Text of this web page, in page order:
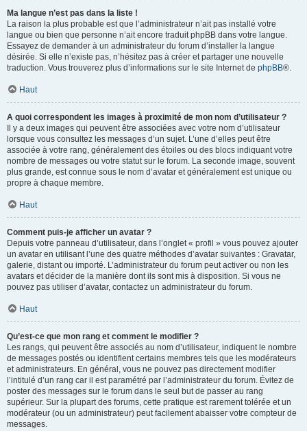
Ma langue n’est pas dans la liste !
La raison la plus probable est que l’administrateur n’ait pas installé votre
langue ou bien que personne n’ait encore traduit phpBB dans votre langue.
Essayez de demander à un administrateur du forum d’installer la langue
désirée. Si elle n’existe pas, n’hésitez pas à créer et partager une nouvelle
traduction. Vous trouverez plus d’informations sur le site Internet de phpBB®.
Haut
A quoi correspondent les images à proximité de mon nom d’utilisateur ?
Il y a deux images qui peuvent être associées avec votre nom d’utilisateur
lorsque vous consultez les messages d’un sujet. L’une d’elles peut être
associée à votre rang, généralement des étoiles ou des blocs indiquant votre
nombre de messages ou votre statut sur le forum. La seconde image, souvent
plus grande, est connue sous le nom d’avatar et généralement est unique ou
propre à chaque membre.
Haut
Comment puis-je afficher un avatar ?
Depuis votre panneau d’utilisateur, dans l’onglet « profil » vous pouvez ajouter
un avatar en utilisant l’une des quatre méthodes d’avatar suivantes : Gravatar,
galerie, distant ou importé. L’administrateur du forum peut activer ou non les
avatars et décider de la manière dont ils sont mis à disposition. Si vous ne
pouvez pas utiliser d’avatar, contactez un administrateur du forum.
Haut
Qu’est-ce que mon rang et comment le modifier ?
Les rangs, qui peuvent être associés au nom d’utilisateur, indiquent le nombre
de messages postés ou identifient certains membres tels que les modérateurs
et administrateurs. En général, vous ne pouvez pas directement modifier
l’intitulé d’un rang car il est paramétré par l’administrateur du forum. Évitez de
poster des messages sur le forum dans le seul but de passer au rang
supérieur. Sur la plupart des forums, cette pratique est rarement tolérée et un
modérateur (ou un administrateur) peut facilement abaisser votre compteur de
messages.